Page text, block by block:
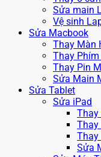
Sửa main
Vệ sinh
Sửa Macbook
Thay Màn
Thay
Thay Pin
Sửa Main
Sửa Tablet
Sửa iPad
Thay
Thay
Thay
Sửa